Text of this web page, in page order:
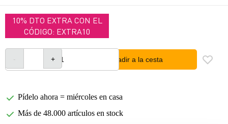
10% DTO EXTRA CON EL
CÓDIGO: EXTRA10
añadir a la cesta
Pídelo ahora = miércoles en casa
Más de 48.000 artículos en stock